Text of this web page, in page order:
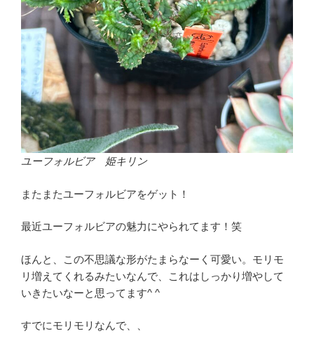
ユーフォルビア 姫キリン
またまたユーフォルビアをゲット！
最近ユーフォルビアの魅力にやられてます！笑
ほんと、この不思議な形がたまらなーく可愛い。モリモ
リ増えてくれるみたいなんで、これはしっかり増やして
いきたいなーと思ってます^ ^
すでにモリモリなんで、、